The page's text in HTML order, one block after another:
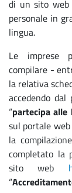
di un sito web
personale in
lingua.
Le imprese
compilare -
la relativa
accedendo dal
“partecipa
sul portale
la
completato la
sito web
“